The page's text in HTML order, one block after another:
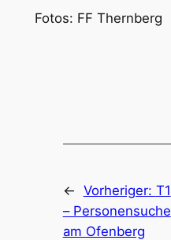
Fotos: FF Thernberg
← Vorheriger: T1
– Personensuche
am Ofenberg